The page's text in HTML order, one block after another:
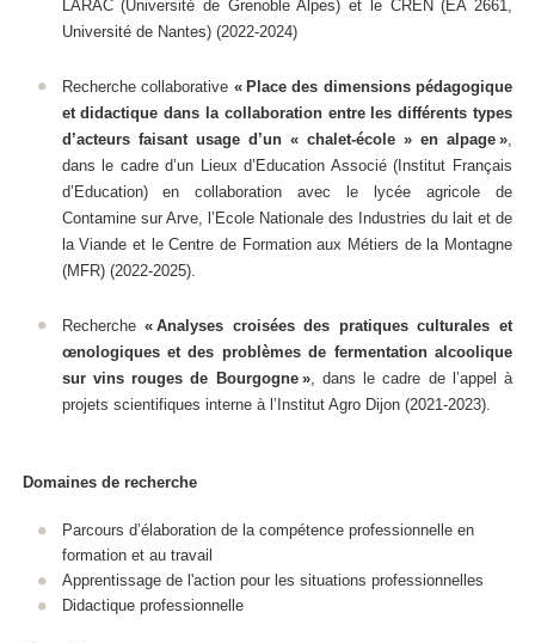
LARAC (Université de Grenoble Alpes) et le CREN (EA 2661,
Université de Nantes) (2022-2024)
Recherche collaborative « Place des dimensions pédagogique
et didactique dans la collaboration entre les différents types
d’acteurs faisant usage d’un « chalet-école » en alpage »,
dans le cadre d’un Lieux d’Education Associé (Institut Français
d’Education) en collaboration avec le lycée agricole de
Contamine sur Arve, l’Ecole Nationale des Industries du lait et de
la Viande et le Centre de Formation aux Métiers de la Montagne
(MFR) (2022-2025).
Recherche« Analyses croisées des pratiques culturales et
œnologiques et des problèmes de fermentation alcoolique
sur vins rouges de Bourgogne », dans le cadre de l’appel à
projets scientifiques interne à l’Institut Agro Dijon (2021-2023).
Domaines de recherche
Parcours d’élaboration de la compétence professionnelle en
formation et au travail
Apprentissage de l'action pour les situations professionnelles
Didactique professionnelle